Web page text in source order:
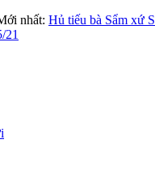
nhất: Hủ tiếu bà Sẩm xứ
21